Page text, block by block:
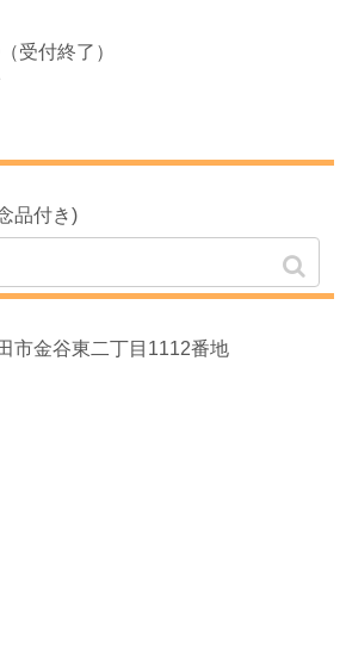
受付終了）
品付き)
市金谷東二丁目1112番地